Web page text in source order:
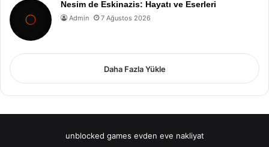
Nesim de Eskinazis: Hayatı ve Eserleri
Admin 7 Ağustos 2026
Daha Fazla Yükle
unblocked games evden eve nakliyat